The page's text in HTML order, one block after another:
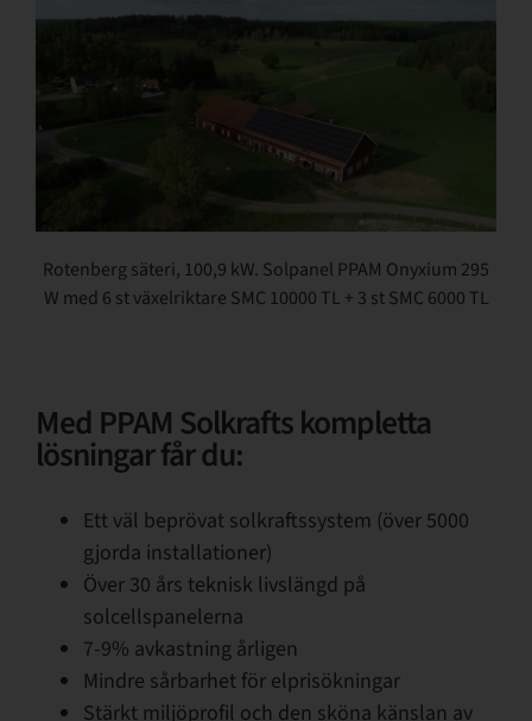
Rotenberg säteri, 100,9 kW. Solpanel PPAM Onyxium 295
W med 6 st växelriktare SMC 10000 TL + 3 st SMC 6000 TL
Med PPAM Solkrafts kompletta
lösningar får du:
Ett väl beprövat solkraftssystem (över 5000
gjorda installationer)
Över 30 års teknisk livslängd på
solcellspanelerna
7-9% avkastning årligen
Mindre sårbarhet för elprisökningar
Stärkt miljöprofil och den sköna känslan av